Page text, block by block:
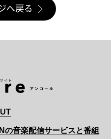
へ戻る
の音楽配信サービスと番組